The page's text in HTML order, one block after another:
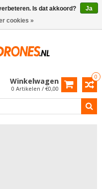
0
Winkelwagen
0 Artikelen / €0,00
Is dat akkoord?
Ja
cookies »